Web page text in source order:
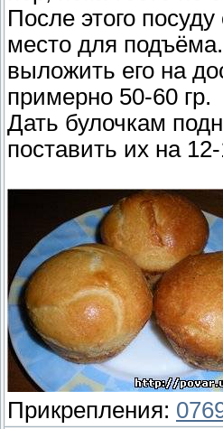
После этого
место для
выложить его на
примерно 50-60 гр.
Дать булочкам
поставить их на
Прикрепления: